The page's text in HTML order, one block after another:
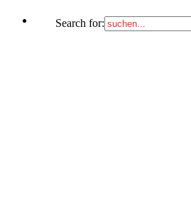
Search for: